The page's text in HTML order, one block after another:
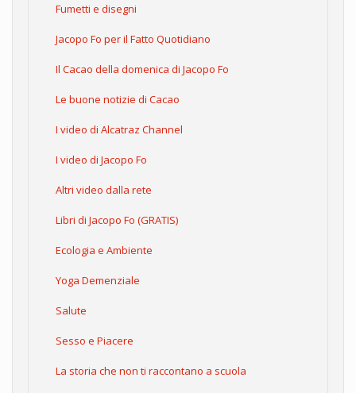
Fumetti e disegni
Jacopo Fo per il Fatto Quotidiano
Il Cacao della domenica di Jacopo Fo
Le buone notizie di Cacao
I video di Alcatraz Channel
I video di Jacopo Fo
Altri video dalla rete
Libri di Jacopo Fo (GRATIS)
Ecologia e Ambiente
Yoga Demenziale
Salute
Sesso e Piacere
La storia che non ti raccontano a scuola